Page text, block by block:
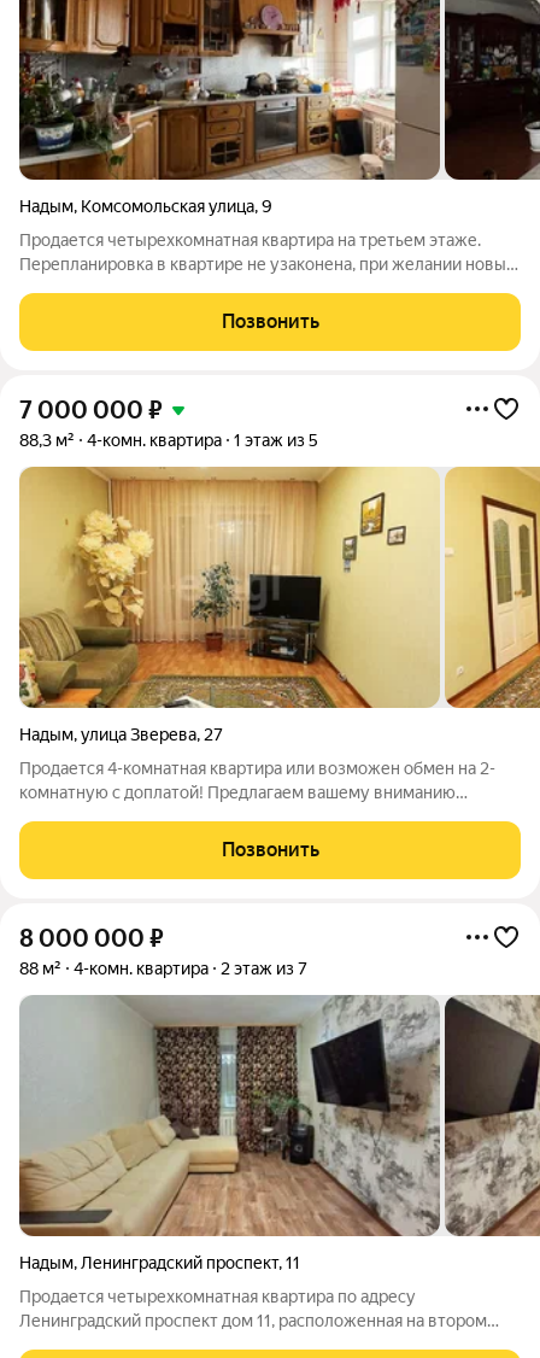
Надым, Комсомольская улица,9
Продается четырехкомнатная квартира на третьем этаже.
Перепланировка в квартире не узаконена, при желании новый
пол облицованы кафельной плиткой, установлены счетчики
горячего и холодного
Позвонить
7 000 000 ₽
88,3 м² 4-комн. квартира 1 этаж из 5
Надым,улица Зверева, 27
Продается 4-комнатная квартира или возможен обмен на 2-
комнатную с доплатой! Предлагаем вашему вниманию
кухня 10,7 кв м. В квартире выполнен косметический ремонт,
все окна заменены на
Позвонить
8 000 000 ₽
88 м² 4-комн. квартира 2 этаж из 7
Надым, Ленинградский проспект,11
Продается четырехкомнатная квартира по адресу
Ленинградский проспект дом 11, расположенная на втором